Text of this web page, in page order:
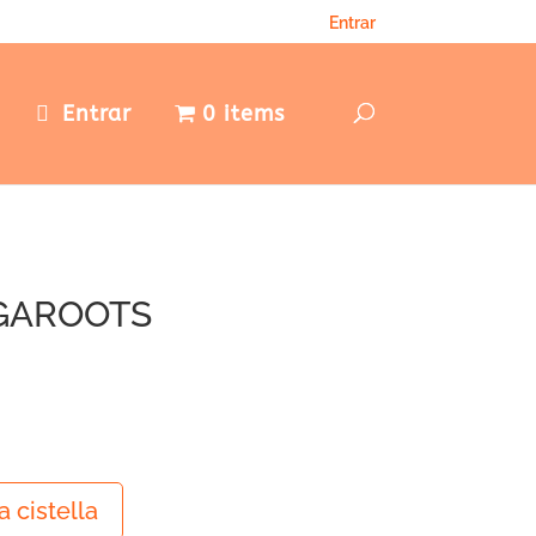
Entrar
Entrar 0 items
cistella